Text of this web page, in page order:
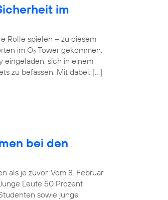
im
Rolle spielen – zu diesem
im O2 Tower gekommen.
eingeladen, sich in einem
zu befassen. Mit dabei: […]
bei den
als je zuvor. Vom 8. Februar
Leute 50 Prozent
sowie junge